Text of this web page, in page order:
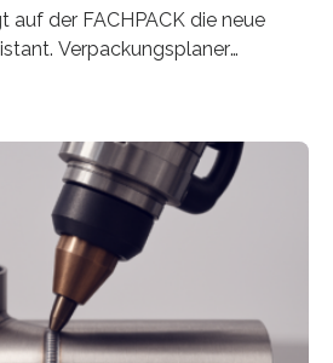
auf der FACHPACK die neue
Verpackungsplaner
und in der Zulieferindustrie.
Die Anordnung kann
und erhält so mehr Kontrolle
der Bauteile. Die ebenfalls neue
dient dazu, die Software
– Zur Messe FACHPACK
in Nürnberg…